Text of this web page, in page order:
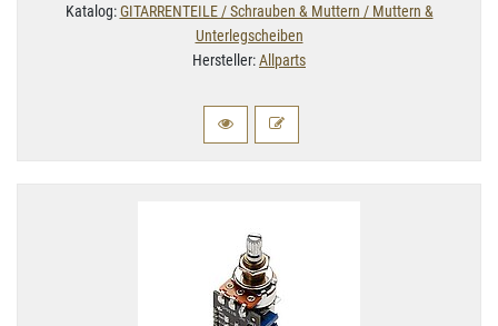
Katalog:GITARRENTEILE / Schrauben & Muttern / Muttern &
Unterlegscheiben
Hersteller:Allparts